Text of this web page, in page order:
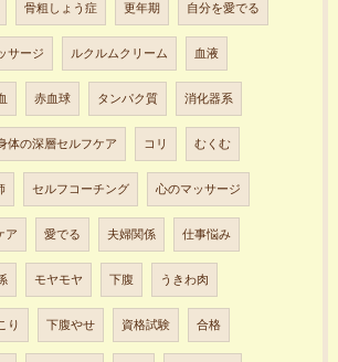
骨粗しょう症 更年期 自分を愛でる
サージ ルクルムクリーム 血液
赤血球 タンパク質 消化器系
体の深層セルフケア コリ むくむ
セルフコーチング 心のマッサージ
ア 愛でる 夫婦関係 仕事悩み
モヤモヤ 下腹 うきわ肉
り 下腹やせ 資格試験 合格